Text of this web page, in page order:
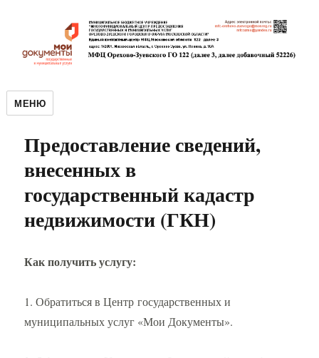
МЕНЮ
Предоставление сведений,
внесенных в
государственный кадастр
недвижимости (ГКН)
Как получить услугу:
1. Обратиться в Центр государственных и
муниципальных услуг «Мои Документы».